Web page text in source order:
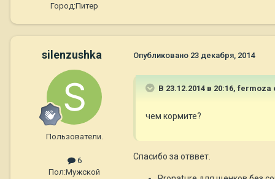
Город:Питер
silenzushka
Пользователи.
6
Пол:Мужской
Опубликовано 23 декабря, 2014
В 23.12.2014 в 20:16, fermoza
чем кормите?
Спасибо за отввет.